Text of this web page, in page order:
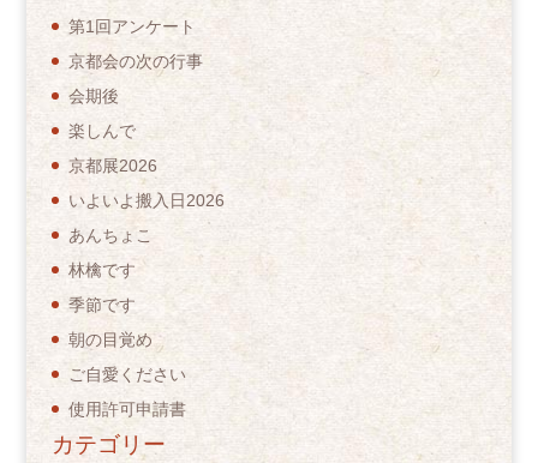
第1回アンケート
京都会の次の行事
会期後
楽しんで
京都展2026
いよいよ搬入日2026
あんちょこ
林檎です
季節です
朝の目覚め
ご自愛ください
使用許可申請書
カテゴリー